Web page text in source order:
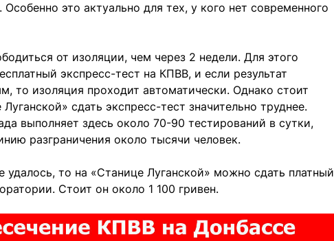
это актуально для тех, у кого нет современного
от изоляции, чем через 2 недели. Для этого
экспресс-тест на КПВВ, и если результат
то изоляция проходит автоматически. Однако стоит
сдать экспресс-тест значительно труднее.
выполняет здесь около 70-90 тестирований в сутки,
разграничения около тысячи человек.
удалось, то на «Станице Луганской» можно сдать платный
Стоит он около 1 100 гривен.